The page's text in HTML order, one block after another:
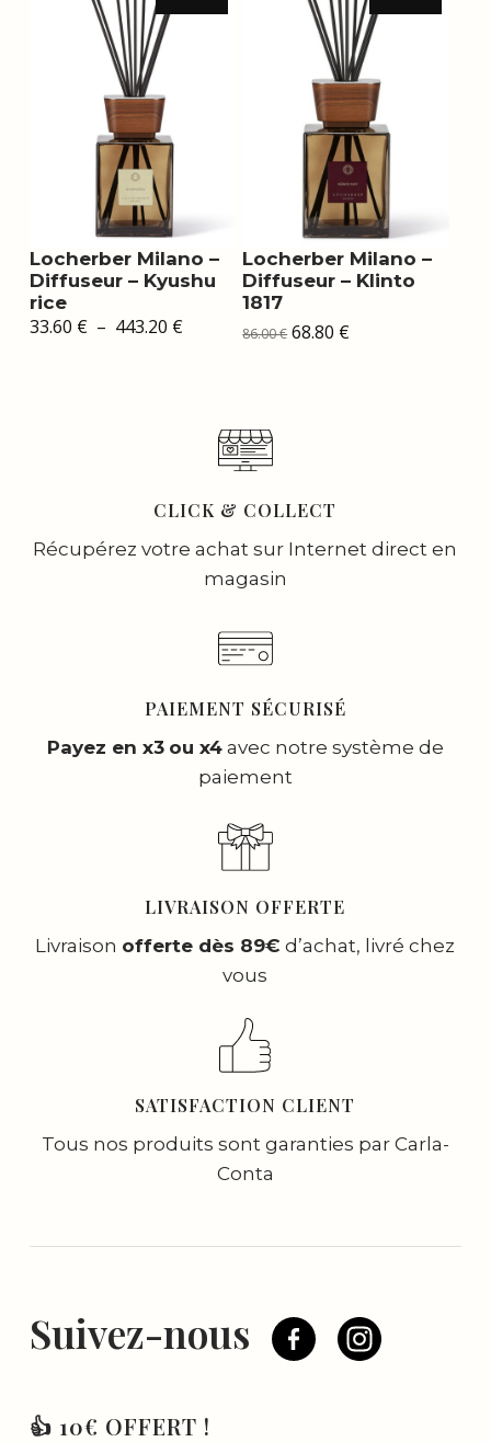
Locherber Milano –
Diffuseur – Kyushu
rice
33.60 € – 443.20 €Plage
Locherber Milano –
Diffuseur – Klinto
1817
86.00€ Le
prix
68.80 €
CLICK & COLLECT
Récupérez votre achat sur Internet direct en
magasin
PAIEMENT SÉCURISÉ
Payez en x3 ou x4avec notre système de
paiement
LIVRAISON OFFERTE
Livraison offerte dès 89€ d’achat, livré chez
vous
SATISFACTION CLIENT
Tous nos produits sont garanties par Carla-
Conta
Suivez-nous
👍 10€ OFFERT !